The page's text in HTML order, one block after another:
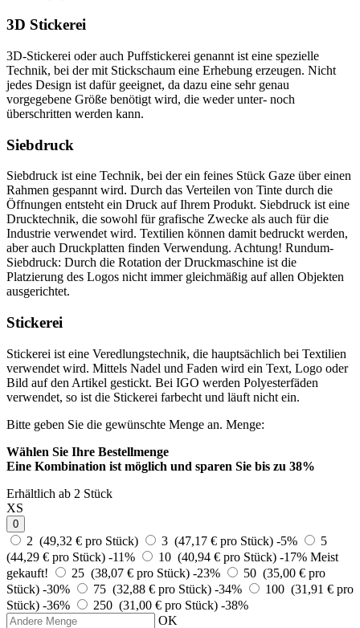
3D Stickerei
3D-Stickerei oder auch Puffstickerei genannt ist eine spezielle
Technik, bei der mit Stickschaum eine Erhebung erzeugen. Nicht
jedes Design ist dafür geeignet, da dazu eine sehr genau
vorgegebene Größe benötigt wird, die weder unter- noch
überschritten werden kann.
Siebdruck
Siebdruck ist eine Technik, bei der ein feines Stück Gaze über einen
Rahmen gespannt wird. Durch das Verteilen von Tinte durch die
Öffnungen entsteht ein Druck auf Ihrem Produkt. Siebdruck ist eine
Drucktechnik, die sowohl für grafische Zwecke als auch für die
Industrie verwendet wird. Textilien können damit bedruckt werden,
aber auch Druckplatten finden Verwendung. Achtung! Rundum-
Siebdruck: Durch die Rotation der Druckmaschine ist die
Platzierung des Logos nicht immer gleichmäßig auf allen Objekten
ausgerichtet.
Stickerei
Stickerei ist eine Veredlungstechnik, die hauptsächlich bei Textilien
verwendet wird. Mittels Nadel und Faden wird ein Text, Logo oder
Bild auf den Artikel gestickt. Bei IGO werden Polyesterfäden
verwendet, so ist die Stickerei farbecht und läuft nicht ein.
Bitte geben Sie die gewünschte Menge an. Menge:
Wählen Sie Ihre Bestellmenge
Eine Kombination ist möglich und sparen Sie bis zu 38%
Erhältlich ab 2 Stück
XS
0
2 (49,32 € pro Stück) 3 (47,17 € pro Stück) -5%
5
(44,29 € pro Stück) -11% 10 (40,94 € pro Stück) -17% Meist
gekauft!
25 (38,07 € pro Stück) -23%
50 (35,00 € pro
Stück) -30% 75 (32,88 € pro Stück) -34%
100 (31,91 € pro
Stück) -36% 250 (31,00 € pro Stück) -38%
OK